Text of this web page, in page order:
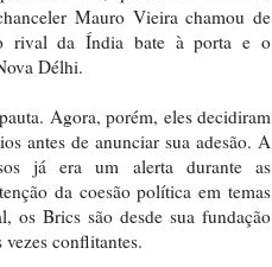
Mauro Vieira chamou de
rival da Índia bate à porta e o
Délhi.
Agora, porém, eles decidiram
antes de anunciar sua adesão. A
já era um alerta durante as
da coesão política em temas
os Brics são desde sua fundação
vezes conflitantes.